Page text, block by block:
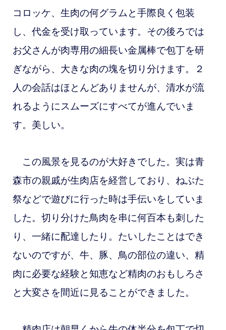
コロッケ、生肉の何グラムと手際良く包装
し、代金を受け取っています。その後ろでは
お父さんが肉専用の細長い金属棒で包丁を研
ぎながら、大きな肉の塊を切り分けます。２
人の会話はほとんどありませんが、清水が流
れるようにスムーズにすべてが進んでいま
す。美しい。
この風景を見るのが大好きでした。実は青
森市の親戚が生肉店を経営しており、ねぶた
祭などで遊びに行った時は手伝いをしていま
した。切り分けた鳥肉を串に何百本も刺した
り、一緒に配達したり。たいしたことはでき
ないのですが、牛、豚、鳥の部位の違い、精
肉に必要な経験と知恵など精肉のおもしろさ
と大変さを間近に見ることができました。